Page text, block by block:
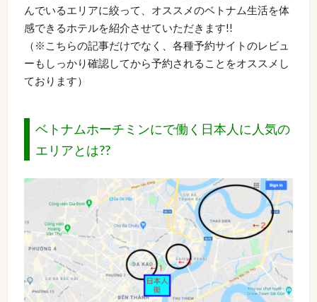
んでいるエリアに絞って、オススメのベトナム生活を体
感できるホテルを紹介させていただきます!!
（※こちらの記事だけでなく、各種予約サイトのレビュ
ーもしっかり確認してから予約されることをオススメし
ております）
ベトナムホーチミンにで働く日本人に人気の
エリアとは??